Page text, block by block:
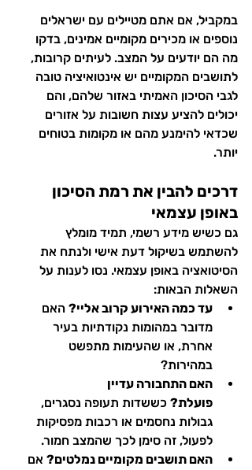
במקביל, אם אתם מטיילים עם ישראלים
נוספים או מכירים מקומיים אמינים, בדקו
מה הם יודעים על המצב. לעיתים קרובות,
לתושבים המקומיים יש אינטואיציה טובה
לגבי הסיכון האמיתי באזור שלהם, והם
יכולים להציע עצות חשובות על אזורים
שכדאי להימנע מהם או מקומות בטוחים
יותר.
דרכים להבין את רמת הסיכון
באופן עצמאי
גם כשיש מידע רשמי, תמיד מומלץ
להשתמש בשיקול דעת אישי ולנתח את
הסיטואציה באופן עצמאי. נסו לענות על
השאלות הבאות:
עד כמה האירוע קרוב אליי? האם
מדובר במהומות נקודתיות בעיר
אחרת, או שהעימות מתפשט
במהירות?
האם התחבורה עדיין
פועלת? כששדות תעופה נסגרים,
גבולות נחסמים או רכבות מפסיקות
לפעול, זה סימן לכך שהמצב חמור.
האם תושבים מקומיים נמלטים? אם